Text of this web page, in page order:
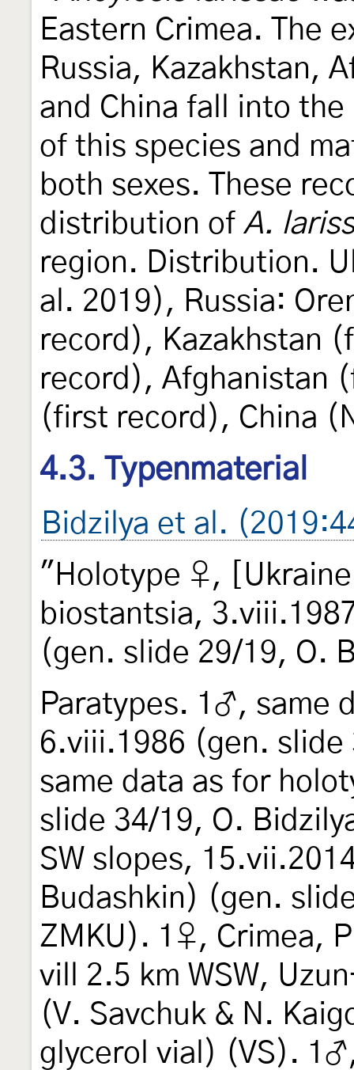
Eastern Crimea. The
Russia, Kazakhstan,
and China fall into
of this species and
both sexes. These
distribution of A.
region. Distribution.
al. 2019), Russia:
record), Kazakhstan
record), Afghanistan
(first record), China
4.3. Typenmaterial
Bidzilya et al.
"Holotype ♀,
biostantsia,
(gen. slide 29/19, O.
Paratypes. 1♂, same
6.viii.1986 (gen.
same data as for
slide 34/19, O.
SW slopes,
Budashkin) (gen.
ZMKU). 1♀, Crimea,
vill 2.5 km WSW,
(V. Savchuk & N.
glycerol vial) (VS).